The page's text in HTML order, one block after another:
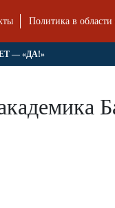
Политика в
— «ДА!»